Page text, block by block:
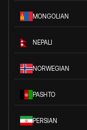
MONGOLIAN
NEPALI
NORWEGIAN
PASHTO
PERSIAN